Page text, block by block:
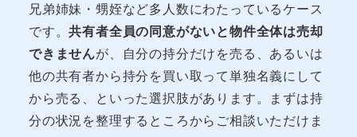
兄弟姉妹・甥姪など多人数にわたっているケース
です。共有者全員の同意がないと物件全体は売却
できませんが、自分の持分だけを売る、あるいは
他の共有者から持分を買い取って単独名義にして
から売る、といった選択肢があります。まずは持
分の状況を整理するところからご相談いただけま